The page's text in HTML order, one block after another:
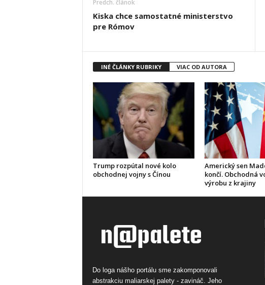
Predch. článok
Kiska chce samostatné ministerstvo
pre Rómov
INÉ ČLÁNKY RUBRIKY VIAC OD AUTORA
Trump rozpútal nové kolo
obchodnej vojny s Čínou
Americký sen
končí. Obchodná
výrobu z krajiny
Do loga nášho portálu sme zakomponovali
abstrakciu maliarskej palety - zavináč. Jeho